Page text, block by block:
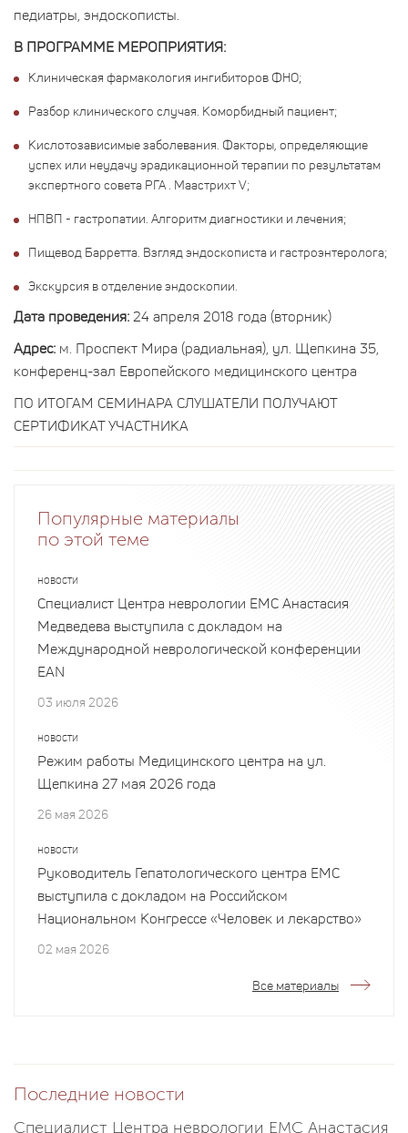
педиатры, эндоскописты.
В ПРОГРАММЕ МЕРОПРИЯТИЯ:
Клиническая фармакология ингибиторов ФНО;
Разбор клинического случая. Коморбидный пациент;
Кислотозависимые заболевания. Факторы, определяющие
успех или неудачу эрадикационной терапии по результатам
экспертного совета РГА . Маастрихт V;
НПВП - гастропатии. Алгоритм диагностики и лечения;
Пищевод Барретта. Взгляд эндоскописта и гастроэнтеролога;
Экскурсия в отделение эндоскопии.
Дата проведения:24 апреля 2018 года (вторник)
Адрес: ​м. Проспект Мира (радиальная), ул. Щепкина 35,
конференц-зал Европейского медицинского центра
ПО ИТОГАМ СЕМИНАРА СЛУШАТЕЛИ ПОЛУЧАЮТ
СЕРТИФИКАТ УЧАСТНИКА
Популярные материалы
по этой теме
НОВОСТИ
Специалист Центра неврологии EMC Анастасия
Медведева выступила с докладом на
Международной неврологической конференции
EAN
03 июля 2026
НОВОСТИ
Режим работы Медицинского центра на ул.
Щепкина 27 мая 2026 года
26 мая 2026
НОВОСТИ
Руководитель Гепатологического центра EMC
выступила с докладом на Российском
Национальном Конгрессе «Человек и лекарство»
02 мая 2026
Все материалы
Последние новости
Специалист Центра неврологии EMC Анастасия